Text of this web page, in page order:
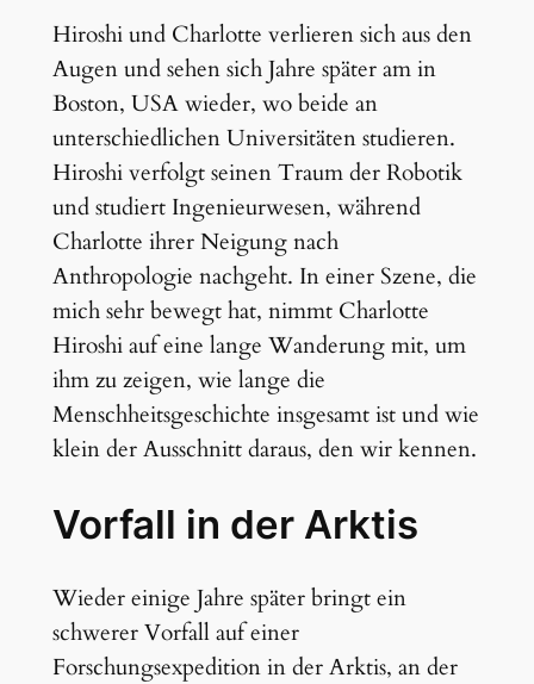
Hiroshi und Charlotte verlieren sich aus den
Augen und sehen sich Jahre später am in
Boston, USA wieder, wo beide an
unterschiedlichen Universitäten studieren.
Hiroshi verfolgt seinen Traum der Robotik
und studiert Ingenieurwesen, während
Charlotte ihrer Neigung nach
Anthropologie nachgeht. In einer Szene, die
mich sehr bewegt hat, nimmt Charlotte
Hiroshi auf eine lange Wanderung mit, um
ihm zu zeigen, wie lange die
Menschheitsgeschichte insgesamt ist und wie
klein der Ausschnitt daraus, den wir kennen.
Vorfall in der Arktis
Wieder einige Jahre später bringt ein
schwerer Vorfall auf einer
Forschungsexpedition in der Arktis, an der